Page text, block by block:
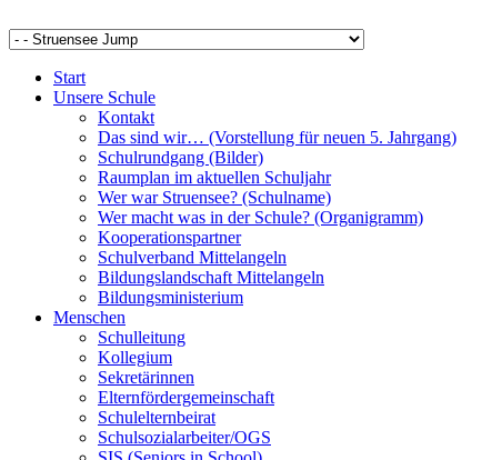
Start
Unsere Schule
Kontakt
Das sind wir… (Vorstellung für neuen 5. Jahrgang)
Schulrundgang (Bilder)
Raumplan im aktuellen Schuljahr
Wer war Struensee? (Schulname)
Wer macht was in der Schule? (Organigramm)
Kooperationspartner
Schulverband Mittelangeln
Bildungslandschaft Mittelangeln
Bildungsministerium
Menschen
Schulleitung
Kollegium
Sekretärinnen
Elternfördergemeinschaft
Schulelternbeirat
Schulsozialarbeiter/OGS